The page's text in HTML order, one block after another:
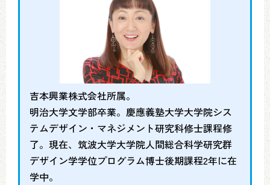
吉本興業株式会社所属。
明治大学文学部卒業。慶應義塾大学大学院シス
テムデザイン・マネジメント研究科修士課程修
了。現在、筑波大学大学院人間総合科学研究群
デザイン学学位プログラム博士後期課程2年に在
学中。